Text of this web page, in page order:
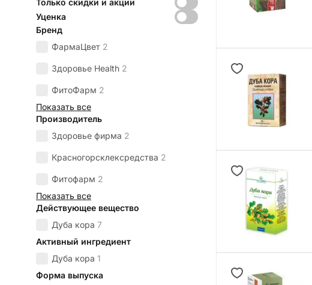
Только скидки и акции
Уценка
Бренд
ФармаЦвет 2
Здоровье Health 2
ФитоФарм 2
Показать все
Производитель
Здоровье фирма 2
Красногорсклексредства 2
Фитофарм 2
Показать все
Действующее вещество
Дуба кора 7
Активный ингредиент
Дуба кора 1
Форма выпуска